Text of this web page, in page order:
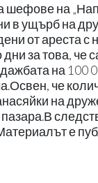
шефове на
в ущърб на
от ареста с
дни за това, че
на 100
че
на
е